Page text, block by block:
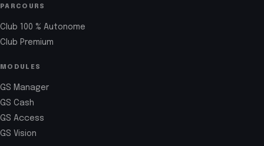
PARCOURS
Club 100 % Autonome
Club Premium
MODULES
GS Manager
GS Cash
GS Access
GS Vision